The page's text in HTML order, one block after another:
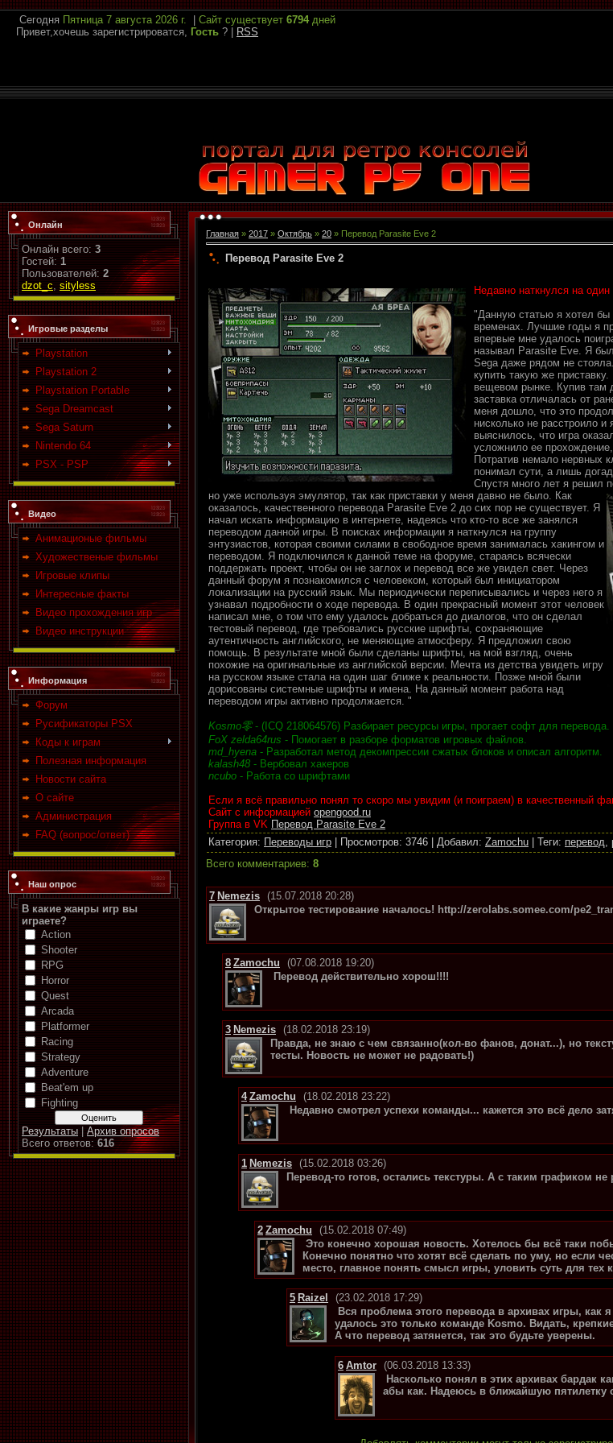
Сегодня Пятница 7 августа 2026 г. Сайт существует 6794дней
Привет,хочешь зарегистрироватся, Гость ? RSS
Онлайн
Онлайн всего: 3
Гостей: 1
Пользователей: 2
dzot_c, sityless
Игровые разделы
Playstation
Playstation 2
Playstation Portable
Sega Dreamcast
Sega Saturn
Nintendo 64
PSX - PSP
Видео
Анимационые фильмы
Художественые фильмы
Игровые клипы
Интересные факты
Видео прохождения игр
Видео инструкции
Информация
Форум
Русификаторы PSX
Коды к играм
Полезная информация
Новости сайта
О сайте
Администрация
FAQ (вопрос/ответ)
Наш опрос
В какие жанры игр вы
играете?
Action
Shooter
RPG
Horror
Quest
Arcada
Platformer
Racing
Strategy
Adventure
Beat'em up
Fighting
Результаты
Архив опросов
Всего ответов: 616
Главная » 2017 » Октябрь » 20 » Перевод Parasite Eve 2
Перевод Parasite Eve 2
Недавно наткнулся на
"Данную статью я хотел бы
временах. Лучшие годы я
впервые мне удалось
называл Parasite Eve. Я
Sega даже рядом не
купить такую же
вещевом рынке. Купив там
заставка отличалась от
меня дошло, что это
нисколько не расстроило
выяснилось, что игра
усложнило ее
Потратив немало нервных
понимал сути, а лишь
Спустя много лет я решил
но уже используя эмулятор, так как приставки у меня давно не было. Как
оказалось, качественного перевода Parasite Eve 2 до сих пор не существует. Я
начал искать информацию в интернете, надеясь что кто-то все же занялся
переводом данной игры. В поисках информации я наткнулся на группу
энтузиастов, которая своими силами в свободное время занималась хакингом и
переводом. Я подключился к данной теме на форуме, стараясь всячески
поддержать проект, чтобы он не заглох и перевод все же увидел свет. Через
данный форум я познакомился с человеком, который был инициатором
локализации на русский язык. Мы периодически переписывались и через него я
узнавал подробности о ходе перевода. В один прекрасный момент этот человек
написал мне, о том что ему удалось добраться до диалогов, что он сделал
тестовый перевод, где требовались русские шрифты, сохраняющие
аутентичность английского, не меняющие атмосферу. Я предложил свою
помощь. В результате мной были сделаны шрифты, на мой взгляд, очень
похожие на оригинальные из английской версии. Мечта из детства увидеть игру
на русском языке стала на один шаг ближе к реальности. Позже мной были
дорисованы системные шрифты и имена. На данный момент работа над
переводом игры активно продолжается. "
Kosmo零- (ICQ 218064576) Разбирает ресурсы игры, прогает софт для перевода.
FoX zelda64rus - Помогает в разборе форматов игровых файлов.
md_hyena - Разработал метод декомпрессии сжатых блоков и описал алгоритм.
kalash48 - Вербовал хакеров
ncubo - Работа со шрифтами
Если я всё правильно понял то скоро мы увидим (и поиграем) в качественный
Сайт с информацией opengood.ru
Группа в VK Перевод Parasite Eve 2
Категория: Переводы игр | Просмотров: 3746 | Добавил: Zamochu | Теги: перевод
Всего комментариев: 8
7 Nemezis (15.07.2018 20:28)
Открытое тестирование началось! http://zerolabs.somee.com/
8 Zamochu
(07.08.2018 19:20)
Перевод действительно хорош!!!!
3 Nemezis (18.02.2018 23:19)
Правда, не знаю с чем связанно(кол-во фанов, донат...), но
тесты. Новость не может не радовать!)
4 Zamochu
(18.02.2018 23:22)
Недавно смотрел успехи команды... кажется это всё дело
1 Nemezis (15.02.2018 03:26)
Перевод-то готов, остались текстуры. А с таким графиком
2 Zamochu
(15.02.2018 07:49)
Это конечно хорошая новость. Хотелось бы всё таки
Конечно понятно что хотят всё сделать по уму, но если
место, главное понять смысл игры, уловить суть для тех
5 Raizel
(23.02.2018 17:29)
Вся проблема этого перевода в архивах игры, как
удалось это только команде Kosmo. Видать,
А что перевод затянется, так это будьте уверены.
6 Amtor (06.03.2018 13:33)
Насколько понял в этих архивах бардак
абы как. Надеюсь в ближайшую пятилетку